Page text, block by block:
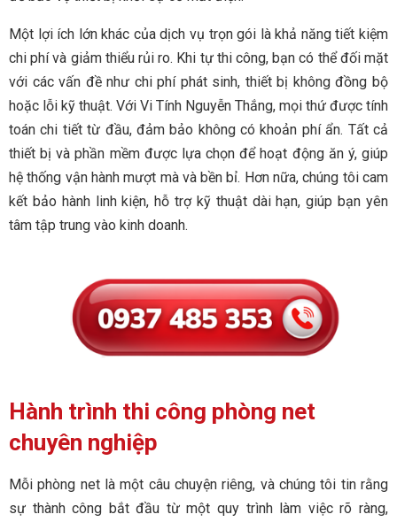
Một lợi ích lớn khác của dịch vụ trọn gói là khả năng tiết kiệm
chi phí và giảm thiểu rủi ro. Khi tự thi công, bạn có thể đối mặt
với các vấn đề như chi phí phát sinh, thiết bị không đồng bộ
hoặc lỗi kỹ thuật. Với Vi Tính Nguyễn Thắng, mọi thứ được tính
toán chi tiết từ đầu, đảm bảo không có khoản phí ẩn. Tất cả
thiết bị và phần mềm được lựa chọn để hoạt động ăn ý, giúp
hệ thống vận hành mượt mà và bền bỉ. Hơn nữa, chúng tôi cam
kết bảo hành linh kiện, hỗ trợ kỹ thuật dài hạn, giúp bạn yên
tâm tập trung vào kinh doanh.
Hành trình thi công phòng net
chuyên nghiệp
Mỗi phòng net là một câu chuyện riêng, và chúng tôi tin rằng
sự thành công bắt đầu từ một quy trình làm việc rõ ràng,